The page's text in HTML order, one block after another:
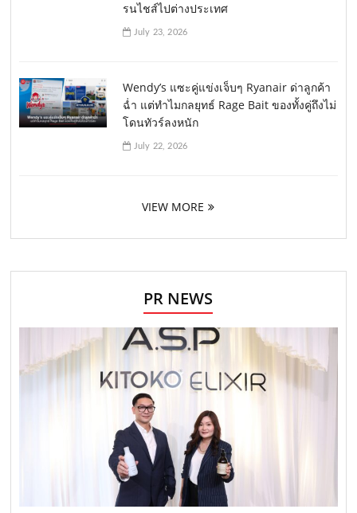
รนไชส์ไปต่างประเทศ
July 23, 2026
Wendy’s แซะคู่แข่งเจ็บๆ Ryanair ด่าลูกค้า
ฉ่ำ แต่ทำไมกลยุทธ์ Rage Bait ของทั้งคู่ถึงไม่
โดนทัวร์ลงหนัก
July 22, 2026
VIEW MORE
PR NEWS